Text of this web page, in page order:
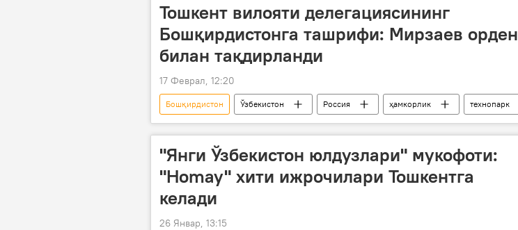
Тошкент вилояти делегациясининг
Бошқирдистонга ташрифи: Мирзаев орден
билан тақдирланди
17 Феврал, 12:20
Бошқирдистон Ўзбекистон Россия ҳамкорлик
технопарк
Иннопром халқаро саноат кўргазмаси
Тошкент вилояти
Зойир Мирзаев
"Янги Ўзбекистон юлдузлари" мукофоти:
"Homay" хити ижрочилари Тошкентга
келади
26 Январ, 13:15